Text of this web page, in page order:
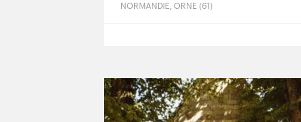
NORMANDIE, ORNE (61)